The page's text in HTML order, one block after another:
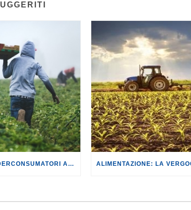
CAPORALATO: FEDERCONSUMATORI ADERISCE CON CONVINZIONE ALLA MANIFESTAZIONE DEL 6 LUGLIO A LATINA.